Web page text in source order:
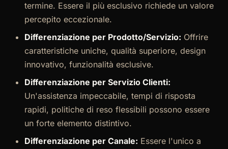
termine. Essere il più esclusivo richiede un valore
percepito eccezionale.
Differenziazione per Prodotto/Servizio: Offrire
caratteristiche uniche, qualità superiore, design
innovativo, funzionalità esclusive.
Differenziazione per Servizio Clienti:
Un'assistenza impeccabile, tempi di risposta
rapidi, politiche di reso flessibili possono essere
un forte elemento distintivo.
Differenziazione per Canale: Essere l'unico a